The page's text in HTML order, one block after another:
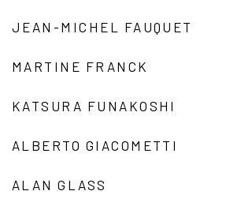
JEAN-MICHEL FAUQUET
MARTINE FRANCK
KATSURA FUNAKOSHI
ALBERTO GIACOMETTI
ALAN GLASS